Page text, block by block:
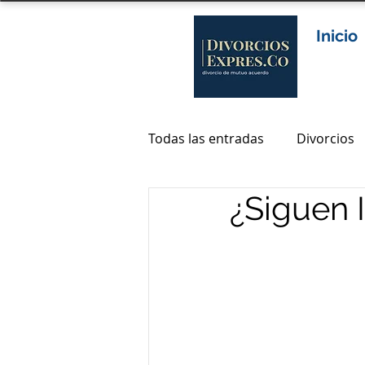
Inicio
Todas las entradas Divorcios
Abogados divorcio en
¿Siguen